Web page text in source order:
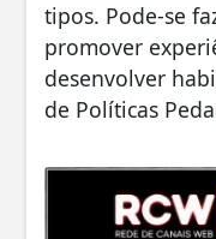
tipos. Pode-se
promover
desenvolver
de Políticas